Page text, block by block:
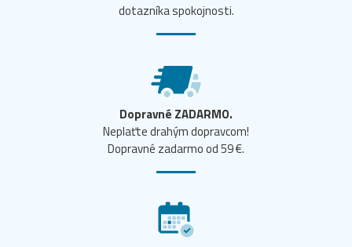
dotazníka spokojnosti.
Dopravné ZADARMO.
Neplaťte drahým dopravcom!
Dopravné zadarmo od 59 €.